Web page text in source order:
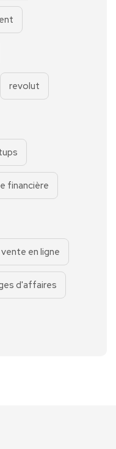
revolut
financière
vente en ligne
d'affaires